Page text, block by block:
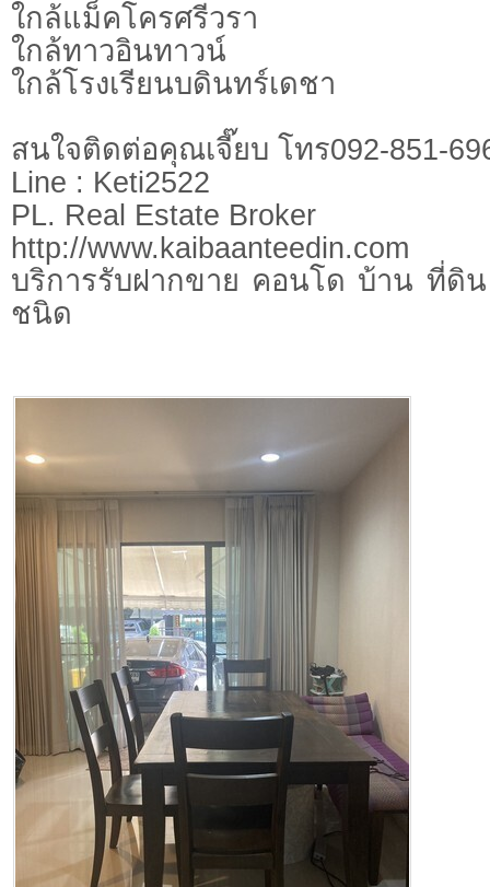
ใกล้แม็คโครศรีวรา
ใกล้ทาวอินทาวน์
ใกล้โรงเรียนบดินทร์เดชา
สนใจติดต่อคุณเจี๊ยบ โทร092-851-
Line : Keti2522
PL. Real Estate Broker
http://www.kaibaanteedin.com
บริการรับฝากขาย คอนโด บ้าน ที่ดิ
ชนิด